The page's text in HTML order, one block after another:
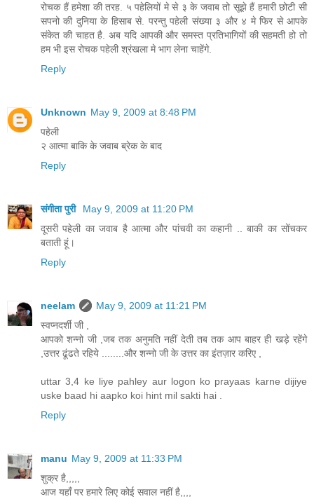
रोचक हैं हमेशा की तरह. ५ पहेलियों मे से ३ के जवाब तो सूझे हैं हमारी छोटी सी
सपनो की दुनिया के हिसाब से. परन्तु पहेली संख्या ३ और ४ मे फिर से आपके
संकेत की चाहत है. अब यदि आपकी और समस्त प्रतिभागियों की सहमती हो तो
हम भी इस रोचक पहेली श्रंखला मे भाग लेना चाहेंगे.
Reply
Unknown May 9, 2009 at 8:48 PM
पहेली
२ आत्मा बाकि के जवाब ब्रेक के बाद
Reply
संगीता पुरी
May 9, 2009 at 11:20 PM
दूसरी पहेली का जवाब है आत्‍मा और पांचवी का कहानी .. बाकी का सोंचकर
बताती हूं।
Reply
neelam
May 9, 2009 at 11:21 PM
स्वप्नदर्शी जी ,
आपको शन्नो जी ,जब तक अनुमति नहीं देती तब तक आप बाहर ही खड़े रहेंगे
,उत्तर ढूंढते रहिये ........और शन्नो जी के उत्तर का इंतज़ार करिए ,
uttar 3,4 ke liye pahley aur logon ko prayaas karne dijiye
uske baad hi aapko koi hint mil sakti hai .
Reply
manu May 9, 2009 at 11:33 PM
शुक्र है,,,,,
आज यहाँ पर हमारे लिए कोई सवाल नहीं है,,,,